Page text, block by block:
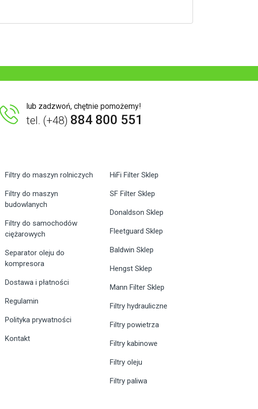
lub zadzwoń, chętnie pomożemy!
tel. (+48) 884 800 551
Filtry do maszyn rolniczych
Filtry do maszyn
budowlanych
Filtry do samochodów
ciężarowych
Separator oleju do
kompresora
Dostawa i płatności
Regulamin
Polityka prywatności
Kontakt
HiFi Filter Sklep
SF Filter Sklep
Donaldson Sklep
Fleetguard Sklep
Baldwin Sklep
Hengst Sklep
Mann Filter Sklep
Filtry hydrauliczne
Filtry powietrza
Filtry kabinowe
Filtry oleju
Filtry paliwa